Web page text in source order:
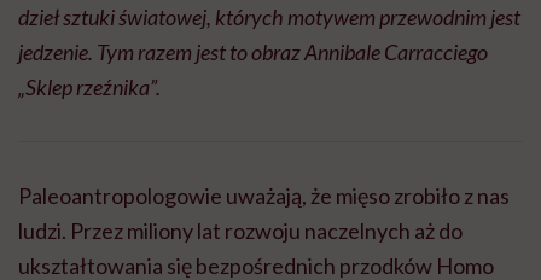
dzieł sztuki światowej, których motywem przewodnim jest
jedzenie. Tym razem jest to obraz Annibale Carracciego
„Sklep rzeźnika”.
Paleoantropologowie uważają, że mięso zrobiło z nas
ludzi. Przez miliony lat rozwoju naczelnych aż do
ukształtowania się bezpośrednich przodków Homo